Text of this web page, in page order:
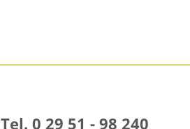
Tel. 0 29 51 - 98 240